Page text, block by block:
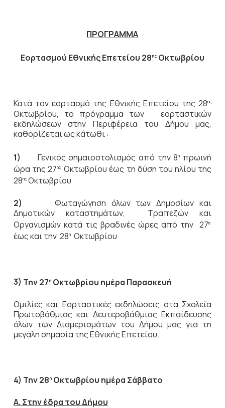
ΠΡΟΓΡΑΜΜΑ
Εορτασμού Εθνικής Επετείου 28ηςΟκτωβρίου
Κατά τον εορτασμό της Εθνικής Επετείου της 28ης
Οκτωβρίου, το πρόγραμμα των εορταστικών
εκδηλώσεων στην Περιφέρεια του Δήμου μας,
καθορίζεται ως κάτωθι :
1) Γενικός σημαιοστολισμός από την 8η
πρωινή
ώρα της 27ης Οκτωβρίου έως τη δύση του ηλίου της
28ηςΟκτωβρίου
2) Φωταγώγηση όλων των Δημοσίων και
Δημοτικών καταστημάτων, Τραπεζών και
Οργανισμών κατά τις βραδινές ώρες από την 27η
έως και την 28ηΟκτωβρίου
3) Την 27ηΟκτωβρίου ημέρα Παρασκευή
Ομιλίες και Εορταστικές εκδηλώσεις στα Σχολεία
Πρωτοβάθμιας και Δευτεροβάθμιας Εκπαίδευσης
όλων των Διαμερισμάτων του Δήμου μας για τη
μεγάλη σημασία της Εθνικής Επετείου.
4) Την 28ηΟκτωβρίου ημέρα Σάββατο
Α. Στην έδρα του Δήμου